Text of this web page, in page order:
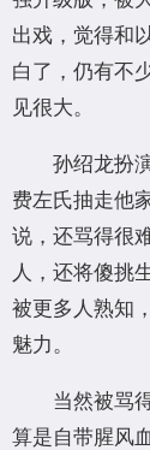
出戏，觉得和
白了，仍有不
见很大。
孙绍龙扮
费左氏抽走他
说，还骂得很
人，还将傻挑
被更多人熟知
魅力。
当然被骂
算是自带腥风